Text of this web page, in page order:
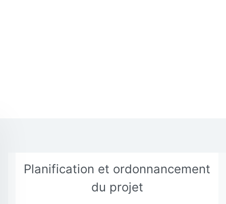
Planification et ordonnancement
du projet